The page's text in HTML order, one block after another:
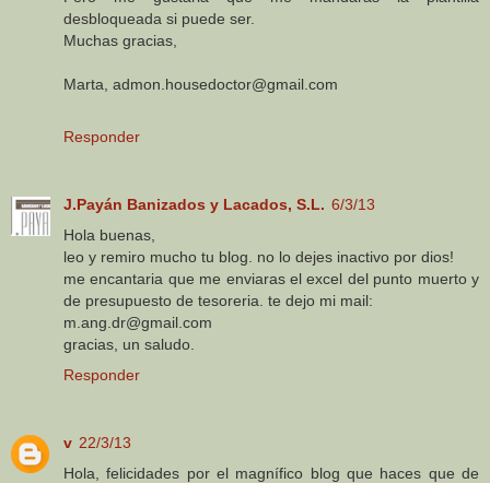
desbloqueada si puede ser.
Muchas gracias,
Marta, admon.housedoctor@gmail.com
Responder
J.Payán Banizados y Lacados, S.L. 6/3/13
Hola buenas,
leo y remiro mucho tu blog. no lo dejes inactivo por dios!
me encantaria que me enviaras el excel del punto muerto y
de presupuesto de tesoreria. te dejo mi mail:
m.ang.dr@gmail.com
gracias, un saludo.
Responder
v 22/3/13
Hola, felicidades por el magnífico blog que haces que de